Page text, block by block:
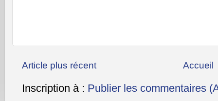
Article plus récent Accueil
Inscription à : Publier les commentaires